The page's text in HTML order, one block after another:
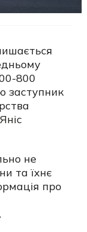
800
заступник
не
та їхнє
про